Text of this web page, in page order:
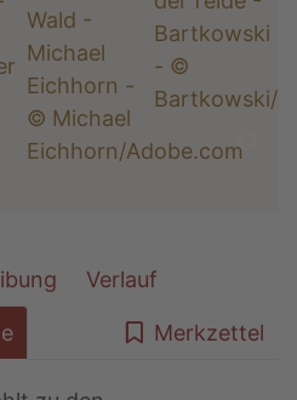
Verlauf
Merkzettel